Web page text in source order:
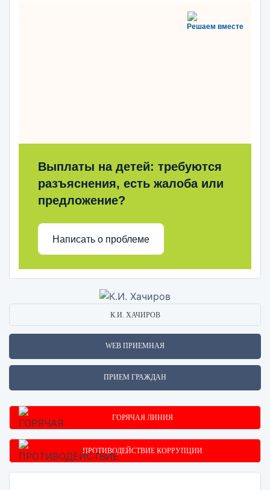
Решаем вместе
Выплаты на детей: требуются
разъяснения, есть жалоба или
предложение?
Написать о проблеме
К.И. ХАЧИРОВ
WEB ПРИЕМНАЯ
ПРИЕМ ГРАЖДАН
ГОРЯЧАЯ ЛИНИЯ
ПРОТИВОДЕЙСТВИЕ КОРРУПЦИИ